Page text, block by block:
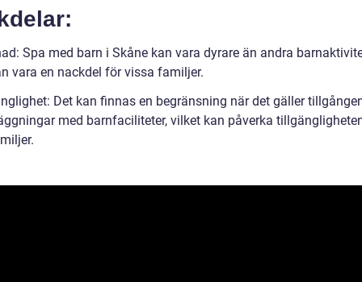
Spa med barn i Skåne kan vara dyrare än andra
vara en nackdel för vissa familjer.
Det kan finnas en begränsning när det gäller
med barnfaciliteter, vilket kan påverka